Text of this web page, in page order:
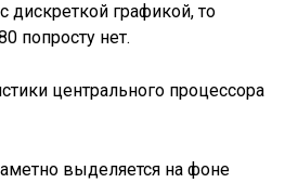
дискреткой графикой, то
попросту нет.
центрального процессора
выделяется на фоне